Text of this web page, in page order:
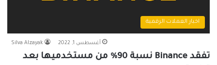
اخبار العملات الرقمية
Silva Alzayak أغسطس 1, 2022
تفقد Binance نسبة 90٪ من مستخدميها بعد